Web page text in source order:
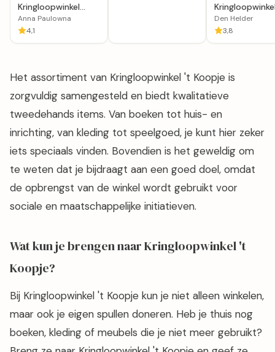
Kringloopwinkel
Hollands Kroon in
Anna Paulowna
Anna Paulowna
4,1
Stichting
Den Helder
Den Helder
3,8
Het assortiment van Kringloopwinkel 't Koopje is
zorgvuldig samengesteld en biedt kwalitatieve
tweedehands items. Van boeken tot huis- en
inrichting, van kleding tot speelgoed, je kunt hier zeker
iets speciaals vinden. Bovendien is het geweldig om
te weten dat je bijdraagt aan een goed doel, omdat
de opbrengst van de winkel wordt gebruikt voor
sociale en maatschappelijke initiatieven.
Wat kun je brengen naar Kringloopwinkel 't
Koopje?
Bij Kringloopwinkel 't Koopje kun je niet alleen winkelen,
maar ook je eigen spullen doneren. Heb je thuis nog
boeken, kleding of meubels die je niet meer gebruikt?